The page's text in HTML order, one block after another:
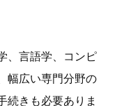
、言語学、コンピ
幅広い専門分野の
続きも必要ありま